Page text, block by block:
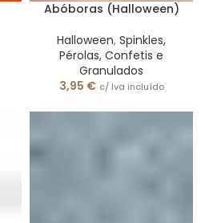
Abóboras (Halloween)
Halloween, Spinkles,
Pérolas, Confetis e
Granulados
3,95 € c/ Iva incluído